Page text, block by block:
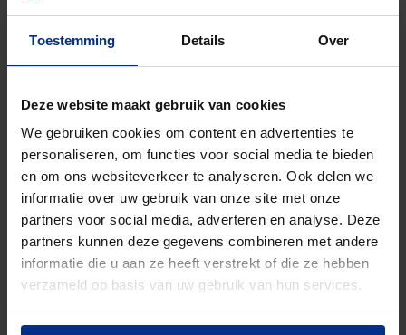
Toestemming Details Over
Deze website maakt gebruik van cookies
We gebruiken cookies om content en advertenties te
personaliseren, om functies voor social media te bieden
en om ons websiteverkeer te analyseren. Ook delen we
informatie over uw gebruik van onze site met onze
partners voor social media, adverteren en analyse. Deze
partners kunnen deze gegevens combineren met andere
informatie die u aan ze heeft verstrekt of die ze hebben
verzameld op basis van uw gebruik van hun services.
DOWNLOADS
CONTACTEER ONS
Neem contact op met onze experts voor meer
informatie.